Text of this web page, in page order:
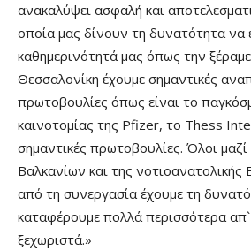
ανακαλύψει ασφαλή και
οποία μας δίνουν τη δυνατότητα να
καθημερινότητά μας όπως την
Θεσσαλονίκη έχουμε σημαντικές
πρωτοβουλίες όπως είναι το
καινοτομίας της Pfizer, το Thess
σημαντικές πρωτοβουλίες. Όλοι
Βαλκανίων και της
από τη συνεργασία έχουμε τη
καταφέρουμε πολλά περισσότερα
ξεχωριστά.»